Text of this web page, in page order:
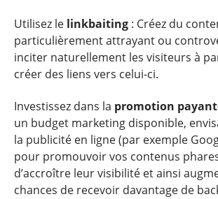
Utilisez le linkbaiting : Créez du
particulièrement attrayant ou
inciter naturellement les visiteurs à
créer des liens vers celui-ci.
Investissez dans la promotion
un budget marketing disponible,
la publicité en ligne (par exemple
pour promouvoir vos contenus
d’accroître leur visibilité et ainsi
chances de recevoir davantage de